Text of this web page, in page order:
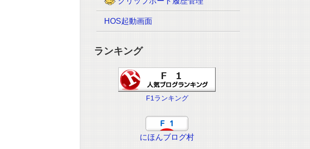
HOS起動画面
ランキング
F1ランキング
にほんブログ村